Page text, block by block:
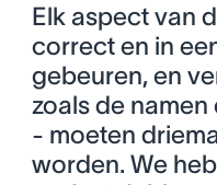
Elk aspect van
correct en in
gebeuren, en
zoals de namen
- moeten
worden. We